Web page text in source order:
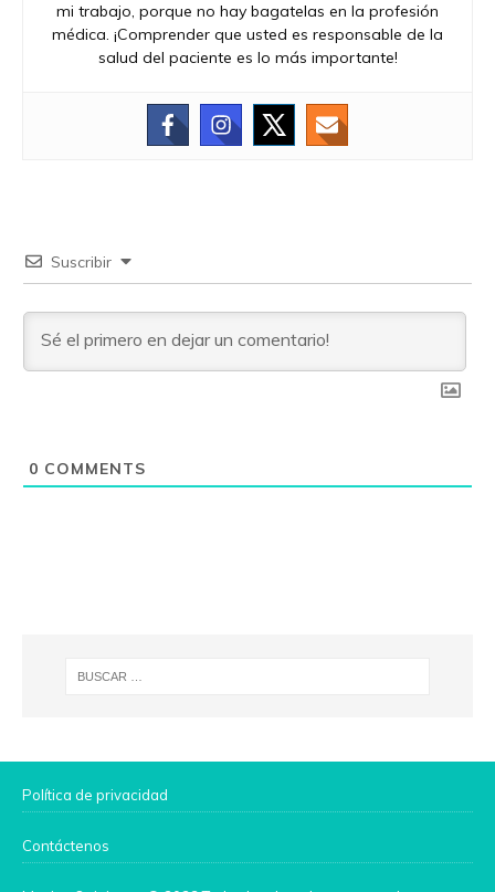
mi trabajo, porque no hay bagatelas en la profesión
médica. ¡Comprender que usted es responsable de la
salud del paciente es lo más importante!
Suscribir
0 COMMENTS
Política de privacidad
Contáctenos